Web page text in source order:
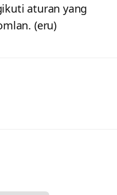
aturan yang
(eru)